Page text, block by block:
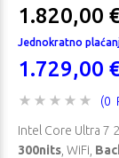
1.820,00
Jednokratno
1.729,00
(0
Intel Core Ultra 7
300nits , WiFi,